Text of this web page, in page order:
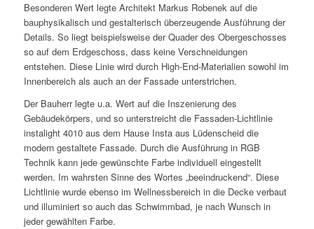
Besonderen Wert legte Architekt Markus Robenek auf die
bauphysikalisch und gestalterisch überzeugende Ausführung der
Details. So liegt beispielsweise der Quader des Obergeschosses
so auf dem Erdgeschoss, dass keine Verschneidungen
entstehen. Diese Linie wird durch High-End-Materialien sowohl im
Innenbereich als auch an der Fassade unterstrichen.
Der Bauherr legte u.a. Wert auf die Inszenierung des
Gebäudekörpers, und so unterstreicht die Fassaden-Lichtlinie
instalight 4010 aus dem Hause Insta aus Lüdenscheid die
modern gestaltete Fassade. Durch die Ausführung in RGB
Technik kann jede gewünschte Farbe individuell eingestellt
werden. Im wahrsten Sinne des Wortes „beeindruckend“. Diese
Lichtlinie wurde ebenso im Wellnessbereich in die Decke verbaut
und illuminiert so auch das Schwimmbad, je nach Wunsch in
jeder gewählten Farbe.